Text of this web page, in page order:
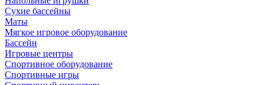
Сухие бассейны
Маты
Мягкое игровое оборудование
Бассейн
Игровые центры
Спортивное оборудование
Спортивные игры